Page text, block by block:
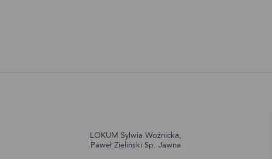
LOKUM Sylwia Woźnicka,
Paweł Zieliński Sp. Jawna